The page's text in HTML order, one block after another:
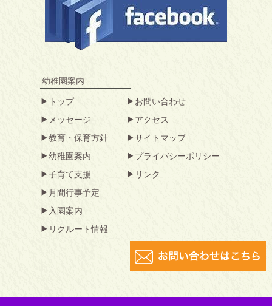
幼稚園案内
トップ
メッセージ
教育・保育方針
幼稚園案内
子育て支援
月間行事予定
入園案内
リクルート情報
お問い合わせ
アクセス
サイトマップ
プライバシーポリシー
リンク